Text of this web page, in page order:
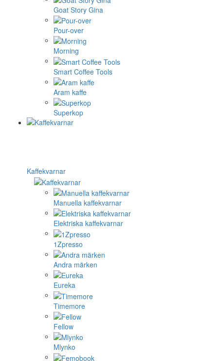
Goat Story Gina
Pour-over
Morning
Smart Coffee Tools
Aram kaffe
Superkop
Kaffekvarnar
Manuella kaffekvarnar
Elektriska kaffekvarnar
1Zpresso
Andra märken
Eureka
Timemore
Fellow
Mlynko